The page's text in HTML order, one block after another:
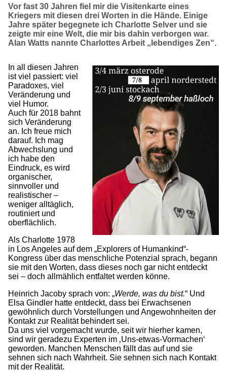
Vor fast 30 Jahren fiel mir die Visitenkarte eines
Kriegers mit diesen drei Worten in die Hände. Einige
Jahre später begegnete ich Charlotte Selver und sie
zeigte mir eine Welt, die mir bis dahin verborgen war.
Alan Watts nannte Charlottes Arbeit „lebendiges Zen“.
In all diesen Jahren
ist viel passiert: viel
Paradoxes, viel
Veränderung und
viel Humor.
Auch für 2018 bahnt
sich Veränderung
an. Ich freue mich
darauf. Ich mag
Abwechslung und
ich habe den
Eindruck, es wird
organischer,
sinnvoller und
realistischer –
weniger alltäglich,
routiniert und
oberflächlich.
Als Charlotte 1978
in Los Angeles auf dem „Explorers of Humankind“-
Kongress über das menschliche Potenzial sprach, begann
sie mit den Worten, dass dieses noch gar nicht entdeckt
sei – doch allmählich entfaltet werden könne.
Heinrich Jacoby sprach von: „Werde, was du bist.“ Und
Elsa Gindler hatte entdeckt, dass bei Erwachsenen
gewöhnlich durch Vorstellungen und Angewohnheiten der
Kontakt zur Realität behindert sei.
Da uns viel vorgemacht wurde, seit wir hierher kamen,
sind wir geradezu Experten im ‚Uns-etwas-Vormachen‘
geworden. Manchen Menschen fällt das auf und sie
sehnen sich nach Wahrheit. Sie sehnen sich nach Kontakt
mit der Realität.